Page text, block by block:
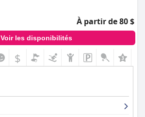
À partir de 80 $
Voir les disponibilités
$